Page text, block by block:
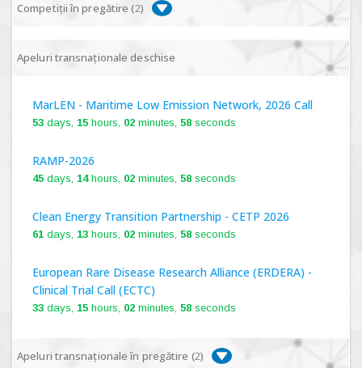
Competiții în pregătire (2)
PNCDI IV, P 5.1 - Proiecte Complexe de Cercetare de
PNCDI IV, SP 5.6.1 - Provocări - Schimbare, PPS2024
Apeluri transnaționale deschise
MarLEN - Maritime Low Emission Network, 2026 Call
53 days, 15 hours, 02 minutes, 57 seconds
RAMP-2026
45 days, 14hours, 02 minutes, 57 seconds
Clean Energy Transition Partnership - CETP 2026
61 days, 13 hours, 02 minutes, 57 seconds
European Rare Disease Research Alliance (ERDERA) -
Clinical Trial Call (ECTC)
33 days, 15 hours, 02 minutes, 57 seconds
Apeluri transnaționale în pregătire (2)